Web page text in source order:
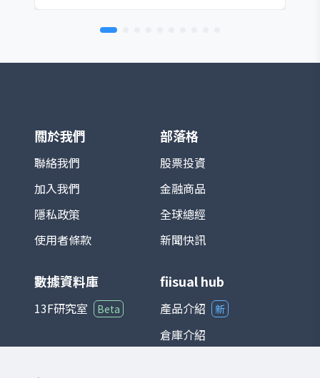
有在證交所上市的普通股為編製範圍，採用
積電、鴻海等）對指數影響最為顯著。基期
導體及電子製造重鎮，相關族群在指數中權
重極高，使其走勢往往與全球科技產業景氣
循環高度連動。 在投資應用上，TAIEX 不僅
融商品（如期貨、選擇權）以及各類基金的
參考標的。整體而言，台灣加權股價指數能
夠綜合反映台灣經濟與產業發展狀況，是國
際與本地投資人衡量台股的重要指標。
關於我們
聯絡我們
加入我們
隱私政策
使用者條款
部落格
股票投資
金融商品
全球總經
新聞快訊
數據資料庫
13F研究室 Beta
fiisual hub
產品介紹 新
倉庫介紹